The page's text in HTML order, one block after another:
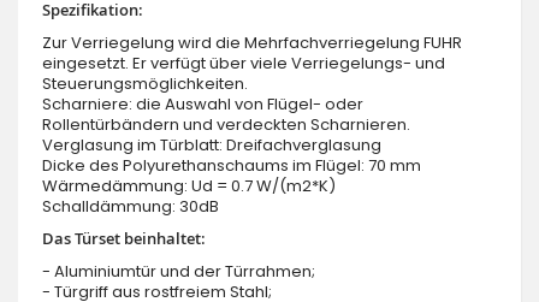
Spezifikation:
Zur Verriegelung wird die Mehrfachverriegelung FUHR
eingesetzt. Er verfügt über viele Verriegelungs- und
Steuerungsmöglichkeiten.
Scharniere: die Auswahl von Flügel- oder
Rollentürbändern und verdeckten Scharnieren.
Verglasung im Türblatt: Dreifachverglasung
Dicke des Polyurethanschaums im Flügel: 70 mm
Wärmedämmung: Ud = 0.7 W/(m2*K)
Schalldämmung: 30dB
Das Türset beinhaltet:
- Aluminiumtür und der Türrahmen;
- Türgriff aus rostfreiem Stahl;